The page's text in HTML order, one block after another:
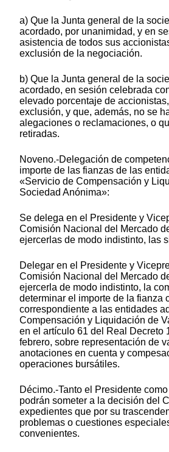
a) Que la Junta general de la
acordado, por unanimidad, y en
asistencia de todos sus
exclusión de la negociación.
b) Que la Junta general de la
acordado, en sesión celebrada
elevado porcentaje de
exclusión, y que, además, no se
alegaciones o reclamaciones, o
retiradas.
Noveno.-Delegación de
importe de las fianzas de las
«Servicio de Compensación y
Sociedad Anónima»:
Se delega en el Presidente y
Comisión Nacional del Mercado
ejercerlas de modo indistinto, las
Delegar en el Presidente y
Comisión Nacional del Mercado
ejercerla de modo indistinto, la
determinar el importe de la fianza
correspondiente a las entidades
Compensación y Liquidación de
en el artículo 61 del Real Decreto
febrero, sobre representación de
anotaciones en cuenta y
operaciones bursátiles.
Décimo.-Tanto el Presidente
podrán someter a la decisión del
expedientes que por su
problemas o cuestiones
convenientes.